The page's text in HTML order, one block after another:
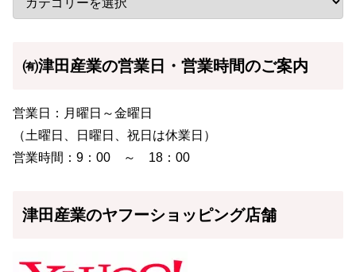
㈲津田産業の営業日・営業時間のご案内
営業日：月曜日～金曜日
（土曜日、日曜日、祝日は休業日）
営業時間：9：00 ～ 18：00
津田産業のヤフーショッピング店舗